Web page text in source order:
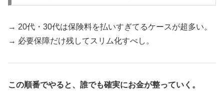
→ 20代・30代は保険料を払いすぎてるケースが超多い。
→ 必要保障だけ残してスリム化すべし。
この順番でやると、誰でも確実にお金が整っていく。